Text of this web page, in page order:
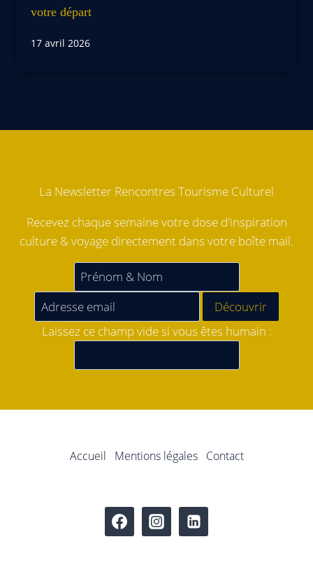
votre départ
17 avril 2026
La Newsletter Rencontres Tourisme Culturel
Recevez chaque semaine votre dose d'inspiration
culture & voyage directement dans votre boîte mail.
Laissez ce champ vide si vous êtes humain :
Accueil Mentions légales Contact